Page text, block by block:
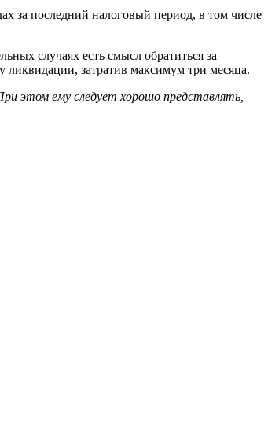
за последний налоговый период, в том числе
случаях есть смысл обратиться за
затратив максимум три месяца.
этом ему следует хорошо представлять,